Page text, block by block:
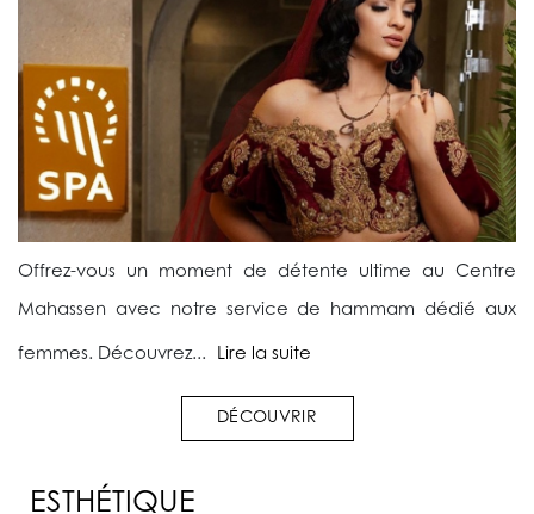
Offrez-vous un moment de détente ultime au Centre
Mahassen avec notre service de hammam dédié aux
femmes. Découvrez... Lire la suite
DÉCOUVRIR
ESTHÉTIQUE